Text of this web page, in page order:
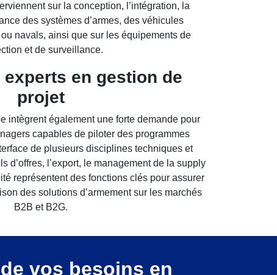
sur la conception, l’intégration, la
des systèmes d’armes, des véhicules
navals, ainsi que sur les équipements de
et de surveillance.
experts en gestion de
projet
intègrent également une forte demande pour
capables de piloter des programmes
de plusieurs disciplines techniques et
d’offres, l’export, le management de la supply
représentent des fonctions clés pour assurer
des solutions d’armement sur les marchés
B2B et B2G.
vos besoins en